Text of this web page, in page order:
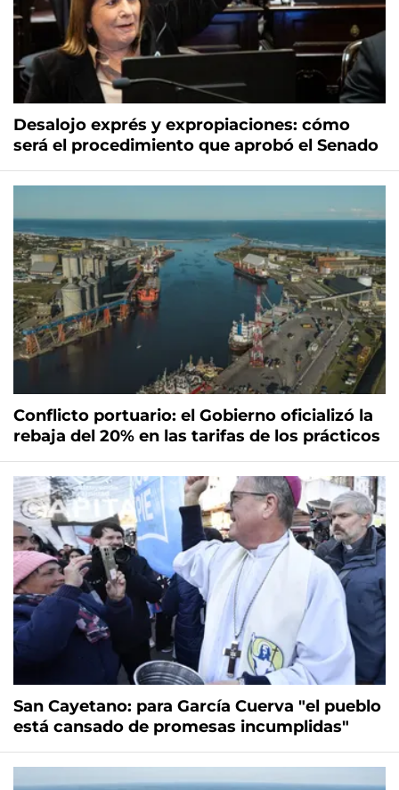
Desalojo exprés y expropiaciones: cómo
será el procedimiento que aprobó el Senado
Conflicto portuario: el Gobierno oficializó la
rebaja del 20% en las tarifas de los prácticos
San Cayetano: para García Cuerva "el pueblo
está cansado de promesas incumplidas"